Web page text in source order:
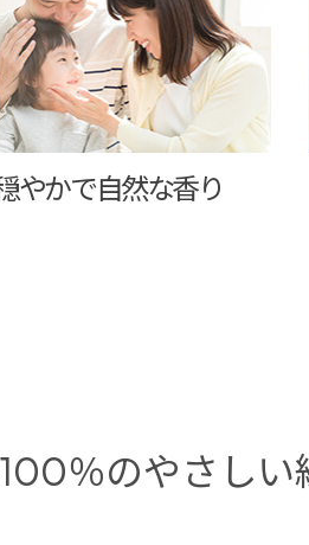
やかで自然な香り
％のやさしい